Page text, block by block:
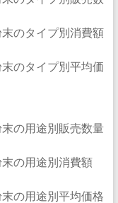
のタイプ別消費額
のタイプ別平均価
の用途別販売数量
の用途別消費額
の用途別平均価格